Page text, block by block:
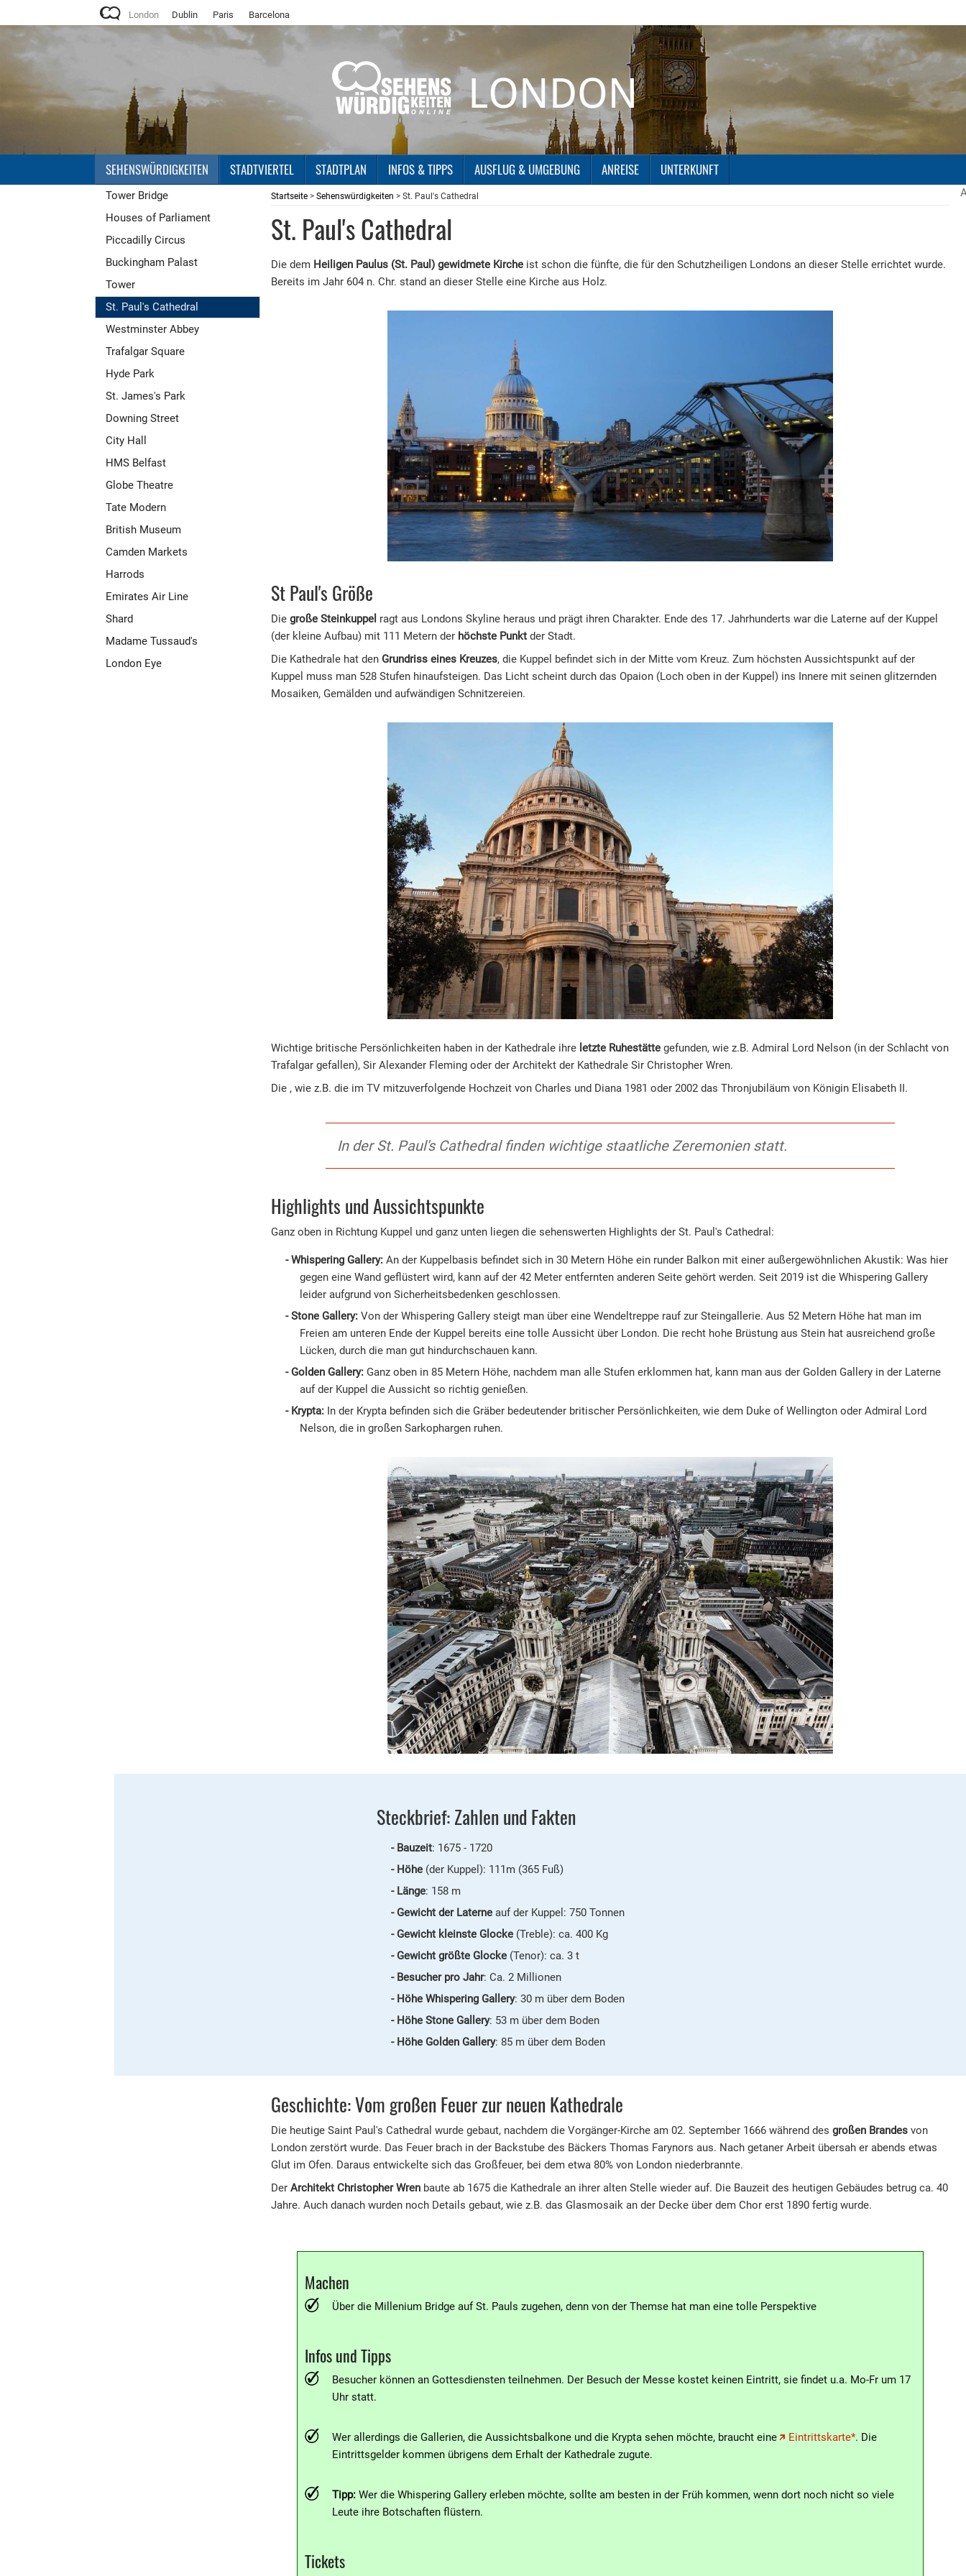
London Dublin Paris Barcelona
SEHENSWÜRDIGKEITEN STADTVIERTEL STADTPLAN INFOS & TIPPS AUSFLUG & UMGEBUNG ANREISE UNTERKUNFT
Tower Bridge
Houses of Parliament
Piccadilly Circus
Buckingham Palast
Tower
St. Paul's Cathedral
Westminster Abbey
Trafalgar Square
Hyde Park
St. James's Park
Downing Street
City Hall
HMS Belfast
Globe Theatre
Tate Modern
British Museum
Camden Markets
Harrods
Emirates Air Line
Shard
Madame Tussaud's
London Eye
Startseite > Sehenswürdigkeiten > St. Paul's Cathedral
St. Paul's Cathedral
Die dem Heiligen Paulus (St. Paul) gewidmete Kirche ist schon die fünfte, die für den Schutzheiligen Londons an dieser Stelle errichtet wurde.
Bereits im Jahr 604 n. Chr. stand an dieser Stelle eine Kirche aus Holz.
St Paul's Größe
Die große Steinkuppel ragt aus Londons Skyline heraus und prägt ihren Charakter. Ende des 17. Jahrhunderts war die Laterne auf der Kuppel
(der kleine Aufbau) mit 111 Metern der höchste Punkt der Stadt.
Die Kathedrale hat den Grundriss eines Kreuzes, die Kuppel befindet sich in der Mitte vom Kreuz. Zum höchsten Aussichtspunkt auf der
Kuppel muss man 528 Stufen hinaufsteigen. Das Licht scheint durch das Opaion (Loch oben in der Kuppel) ins Innere mit seinen glitzernden
Mosaiken, Gemälden und aufwändigen Schnitzereien.
Wichtige britische Persönlichkeiten haben in der Kathedrale ihre letzte Ruhestätte gefunden, wie z.B. Admiral Lord Nelson (in der Schlacht von
Trafalgar gefallen), Sir Alexander Fleming oder der Architekt der Kathedrale Sir Christopher Wren.
Die , wie z.B. die im TV mitzuverfolgende Hochzeit von Charles und Diana 1981 oder 2002 das Thronjubiläum von Königin Elisabeth II.
In der St. Paul's Cathedral finden wichtige staatliche Zeremonien statt.
Highlights und Aussichtspunkte
Ganz oben in Richtung Kuppel und ganz unten liegen die sehenswerten Highlights der St. Paul's Cathedral:
Whispering Gallery: An der Kuppelbasis befindet sich in 30 Metern Höhe ein runder Balkon mit einer außergewöhnlichen Akustik: Was hier
gegen eine Wand geflüstert wird, kann auf der 42 Meter entfernten anderen Seite gehört werden. Seit 2019 ist die Whispering Gallery
leider aufgrund von Sicherheitsbedenken geschlossen.
Stone Gallery: Von der Whispering Gallery steigt man über eine Wendeltreppe rauf zur Steingallerie. Aus 52 Metern Höhe hat man im
Freien am unteren Ende der Kuppel bereits eine tolle Aussicht über London. Die recht hohe Brüstung aus Stein hat ausreichend große
Lücken, durch die man gut hindurchschauen kann.
Golden Gallery: Ganz oben in 85 Metern Höhe, nachdem man alle Stufen erklommen hat, kann man aus der Golden Gallery in der Laterne
auf der Kuppel die Aussicht so richtig genießen.
Krypta: In der Krypta befinden sich die Gräber bedeutender britischer Persönlichkeiten, wie dem Duke of Wellington oder Admiral Lord
Nelson, die in großen Sarkophargen ruhen.
Steckbrief: Zahlen und Fakten
Bauzeit: 1675 - 1720
Höhe(der Kuppel): 111m (365 Fuß)
Länge: 158 m
Gewicht der Laterneauf der Kuppel: 750 Tonnen
Gewicht kleinste Glocke(Treble): ca. 400 Kg
Gewicht größte Glocke(Tenor): ca. 3 t
Besucher pro Jahr: Ca. 2 Millionen
Höhe Whispering Gallery: 30 m über dem Boden
Höhe Stone Gallery: 53 m über dem Boden
Höhe Golden Gallery: 85 m über dem Boden
Geschichte: Vom großen Feuer zur neuen Kathedrale
Die heutige Saint Paul's Cathedral wurde gebaut, nachdem die Vorgänger-Kirche am 02. September 1666 während des großen Brandes von
London zerstört wurde. Das Feuer brach in der Backstube des Bäckers Thomas Farynors aus. Nach getaner Arbeit übersah er abends etwas
Glut im Ofen. Daraus entwickelte sich das Großfeuer, bei dem etwa 80% von London niederbrannte.
Der Architekt Christopher Wren baute ab 1675 die Kathedrale an ihrer alten Stelle wieder auf. Die Bauzeit des heutigen Gebäudes betrug ca. 40
Jahre. Auch danach wurden noch Details gebaut, wie z.B. das Glasmosaik an der Decke über dem Chor erst 1890 fertig wurde.
Machen
Über die Millenium Bridge auf St. Pauls zugehen, denn von der Themse hat man eine tolle Perspektive
Infos und Tipps
Besucher können an Gottesdiensten teilnehmen. Der Besuch der Messe kostet keinen Eintritt, sie findet u.a. Mo-Fr um 17
Uhr statt.
Wer allerdings die Gallerien, die Aussichtsbalkone und die Krypta sehen möchte, braucht eine Eintrittskarte*. Die
Eintrittsgelder kommen übrigens dem Erhalt der Kathedrale zugute.
Tipp: Wer die Whispering Gallery erleben möchte, sollte am besten in der Früh kommen, wenn dort noch nicht so viele
Leute ihre Botschaften flüstern.
Tickets